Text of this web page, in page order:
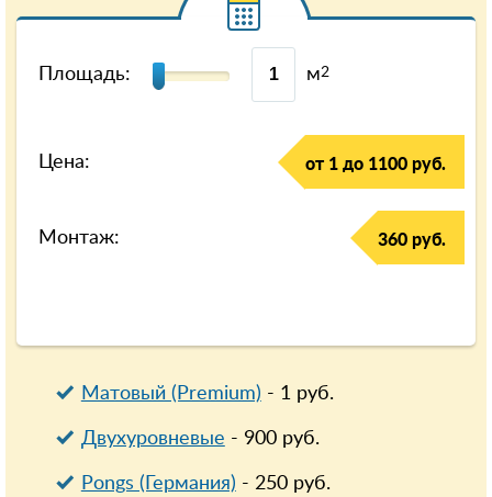
Площадь: м2
Цена: от 1 до 1100 руб.
Монтаж: 360 руб.
Матовый (Premium) - 1руб.
Двухуровневые - 900руб.
Pongs (Германия) - 250руб.